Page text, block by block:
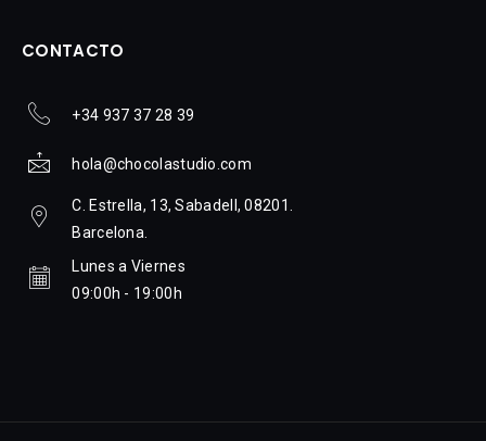
CONTACTO
+34 937 37 28 39
hola@chocolastudio.com
C. Estrella, 13, Sabadell, 08201.
Barcelona.
Lunes a Viernes
09:00h - 19:00h